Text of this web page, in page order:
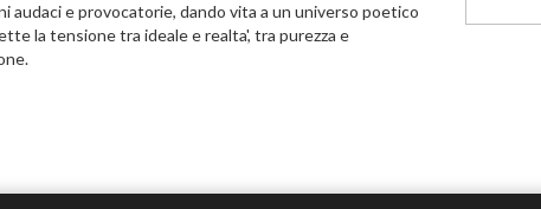
audaci e provocatorie, dando vita a un universo poetico
la tensione tra ideale e realta', tra purezza e